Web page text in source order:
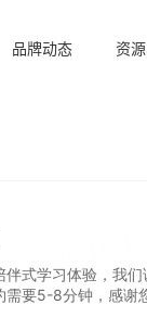
品牌动态 资源